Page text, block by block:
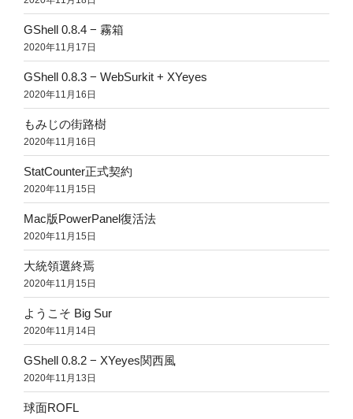
GShell 0.8.4 − 霧箱
2020年11月17日
GShell 0.8.3 − WebSurkit + XYeyes
2020年11月16日
もみじの街路樹
2020年11月16日
StatCounter正式契約
2020年11月15日
Mac版PowerPanel復活法
2020年11月15日
大統領選終焉
2020年11月15日
ようこそ Big Sur
2020年11月14日
GShell 0.8.2 − XYeyes関西風
2020年11月13日
球面ROFL